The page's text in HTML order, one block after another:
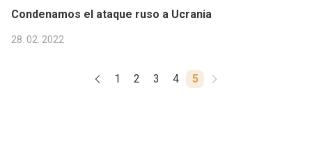
Condenamos el ataque ruso a Ucrania
28. 02. 2022
1 2 3 4 5